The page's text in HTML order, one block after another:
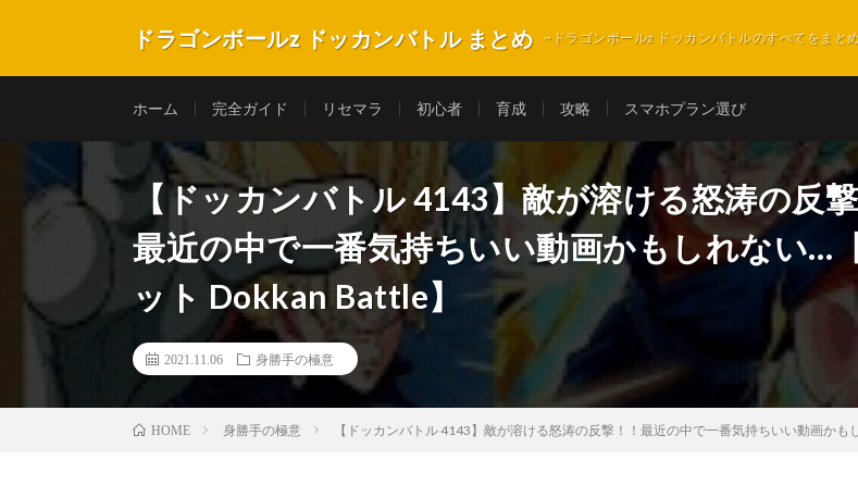
ドラゴンボールz ドッカンバトル まとめ ~ドラゴンボールz ドッカンバトルのすべてをまと
ホーム 完全ガイド リセマラ 初心者 育成 攻略 スマホプラン選び
【ドッカンバトル 4143】敵が溶ける怒涛の反撃
最近の中で一番気持ちいい動画かもしれない…
ット Dokkan Battle】
2021.11.06 身勝手の極意
HOME 身勝手の極意 【ドッカンバトル 4143】敵が溶ける怒涛の反撃！！最近の中で一番気持ちいい動画かも